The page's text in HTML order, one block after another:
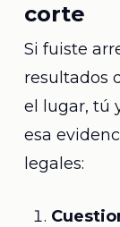
corte
Si fuiste
resultados
el lugar, tú
esa
legales: